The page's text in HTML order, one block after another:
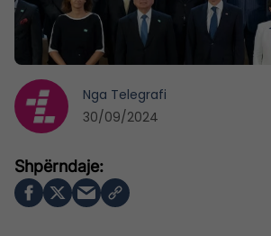
Nga Telegrafi
30/09/2024